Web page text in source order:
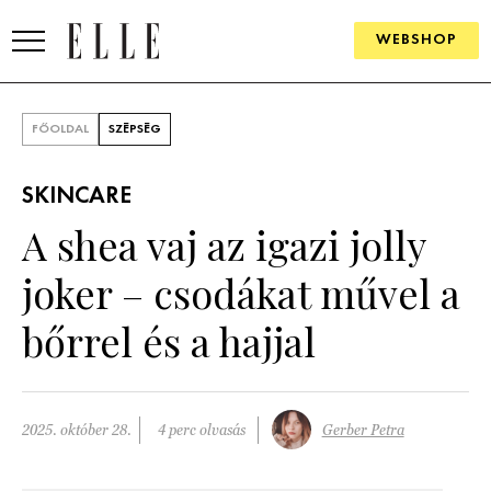
WEBSHOP
SZÉPSÉG
KULTÚRA
ÉLETMÓD
FŐOLDAL SZÉPSÉG
SKINCARE
A shea vaj az igazi jolly
joker – csodákat művel a
bőrrel és a hajjal
2025. október 28. 4 perc olvasás Gerber Petra